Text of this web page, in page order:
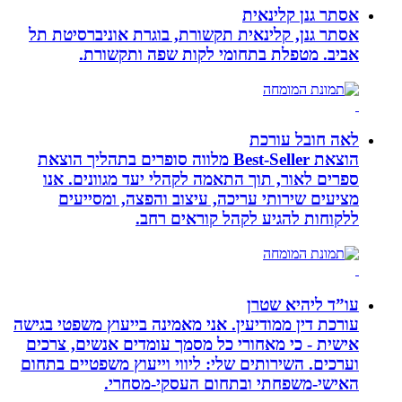
אסתר גנן קלינאית
אסתר גנן, קלינאית תקשורת, בוגרת אוניברסיטת תל
אביב. מטפלת בתחומי לקות שפה ותקשורת.
לאה חובל עורכת
הוצאת Best-Seller מלווה סופרים בתהליך הוצאת
ספרים לאור, תוך התאמה לקהלי יעד מגוונים. אנו
מציעים שירותי עריכה, עיצוב והפצה, ומסייעים
ללקוחות להגיע לקהל קוראים רחב.
עו”ד ליהיא שטרן
עורכת דין ממודיעין. אני מאמינה בייעוץ משפטי בגישה
אישית - כי מאחורי כל מסמך עומדים אנשים, צרכים
וערכים. השירותים שלי: ליווי וייעוץ משפטיים בתחום
האישי-משפחתי ובתחום העסקי-מסחרי.